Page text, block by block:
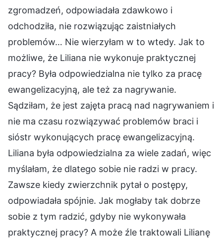
zgromadzeń, odpowiadała zdawkowo i
odchodziła, nie rozwiązując zaistniałych
problemów… Nie wierzyłam w to wtedy. Jak to
możliwe, że Liliana nie wykonuje praktycznej
pracy? Była odpowiedzialna nie tylko za pracę
ewangelizacyjną, ale też za nagrywanie.
Sądziłam, że jest zajęta pracą nad nagrywaniem i
nie ma czasu rozwiązywać problemów braci i
sióstr wykonujących pracę ewangelizacyjną.
Liliana była odpowiedzialna za wiele zadań, więc
myślałam, że dlatego sobie nie radzi w pracy.
Zawsze kiedy zwierzchnik pytał o postępy,
odpowiadała spójnie. Jak mogłaby tak dobrze
sobie z tym radzić, gdyby nie wykonywała
praktycznej pracy? A może źle traktowali Lilianę